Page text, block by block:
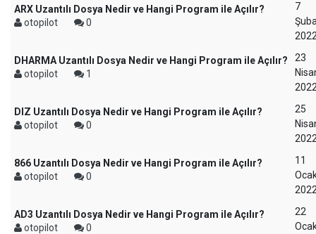
ARX Uzantılı Dosya Nedir ve Hangi Program ile Açılır?
otopilot
0
7
DHARMA Uzantılı Dosya Nedir ve Hangi Program ile Açılır?
otopilot
1
23
DIZ Uzantılı Dosya Nedir ve Hangi Program ile Açılır?
otopilot
0
25
866 Uzantılı Dosya Nedir ve Hangi Program ile Açılır?
otopilot
0
11
AD3 Uzantılı Dosya Nedir ve Hangi Program ile Açılır?
otopilot
0
22